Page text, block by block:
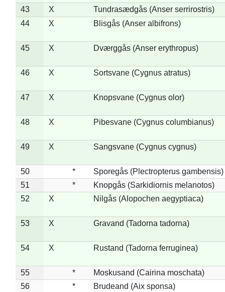
43
X
Tundrasædgås (Anser serrirostris)
44
X Blisgås (Anser albifrons)
45 X Dværggås (Anser erythropus)
46 X Sortsvane (Cygnus atratus)
47 X Knopsvane (Cygnus olor)
48 X Pibesvane (Cygnus columbianus)
49 X Sangsvane (Cygnus cygnus)
50 *
Sporegås (Plectropterus gambensis)
51
*
Knopgås (Sarkidiornis melanotos)
52
X Nilgås (Alopochen aegyptiaca)
53 X Gravand (Tadorna tadorna)
54 X Rustand (Tadorna ferruginea)
55 *
Moskusand (Cairina moschata)
56
*
Brudeand (Aix sponsa)